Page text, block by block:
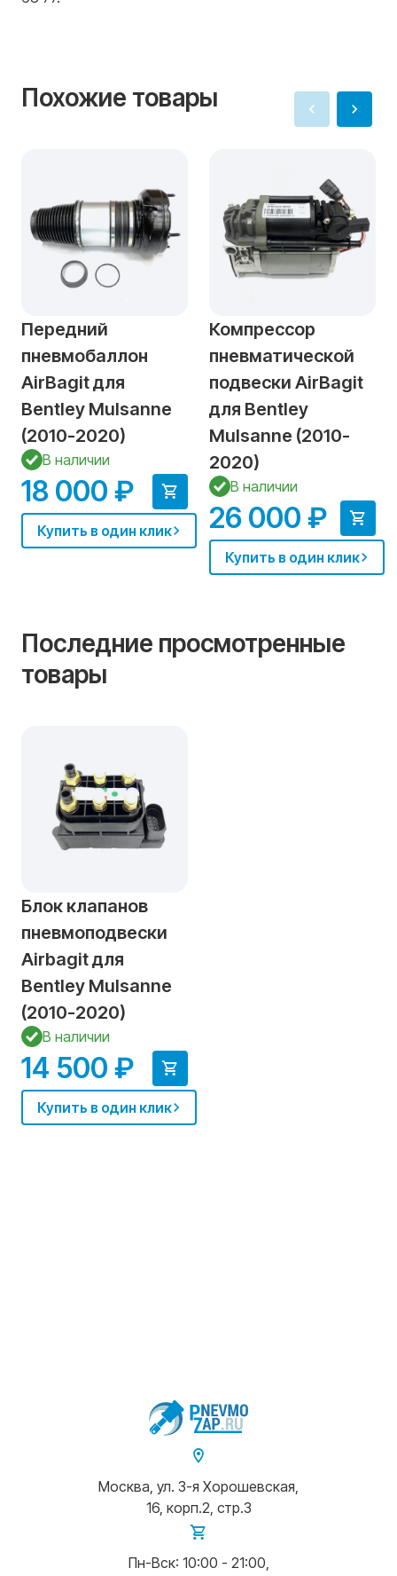
Похожие товары
Передний
пневмобаллон
AirBagit для
Bentley Mulsanne
(2010-2020)
В наличии
18 000 ₽
Купить в один клик
Компрессор
пневматической
подвески AirBagit
для Bentley
Mulsanne (2010-
2020)
В наличии
26 000 ₽
Купить в один клик
Последние просмотренные
товары
Блок клапанов
пневмоподвески
Airbagit для
Bentley Mulsanne
(2010-2020)
В наличии
14 500 ₽
Купить в один клик
Москва, ул. 3-я Хорошевская,
16, корп.2, стр.3
Пн-Вск: 10:00 - 21:00,